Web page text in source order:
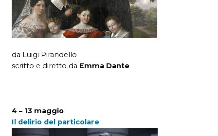
da Luigi Pirandello
scritto e diretto da Emma Dante
4 – 13 maggio
Il delirio del particolare